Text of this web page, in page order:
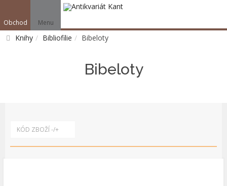
Obchod Menu
Knihy Bibliofilie Bibeloty
Bibeloty
KÓD ZBOŽÍ -/+